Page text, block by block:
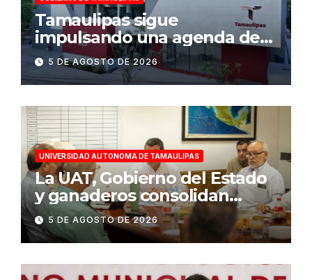
Tamaulipas sigue
impulsando una agenda de
infraestructura con sentido
humanista
5 DE AGOSTO DE 2026
UNIVERSIDAD AUTONOMA DE TAMAULIPAS
La UAT, Gobierno del Estado
y ganaderos consolidan
proyecto “Carne Tam”
5 DE AGOSTO DE 2026